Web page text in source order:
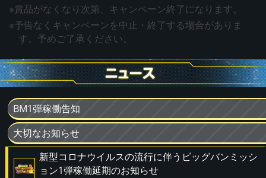
※賞品がなくなり次第、キャンペーン終了になります。
※予告なくキャンペーンを中止・終了する場合がありま
す。予めご了承ください。
BM1弾稼働告知
大切なお知らせ
新型コロナウイルスの流行に伴うビッグバンミッシ
ョン1弾稼働延期のお知らせ